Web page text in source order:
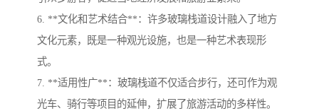
6. **文化和艺术结合**：许多玻璃栈道设计融入了地方
文化元素，既是一种观光设施，也是一种艺术表现形
式。
7. **适用性广**：玻璃栈道不仅适合步行，还可作为观
光车、骑行等项目的延伸，扩展了旅游活动的多样性。